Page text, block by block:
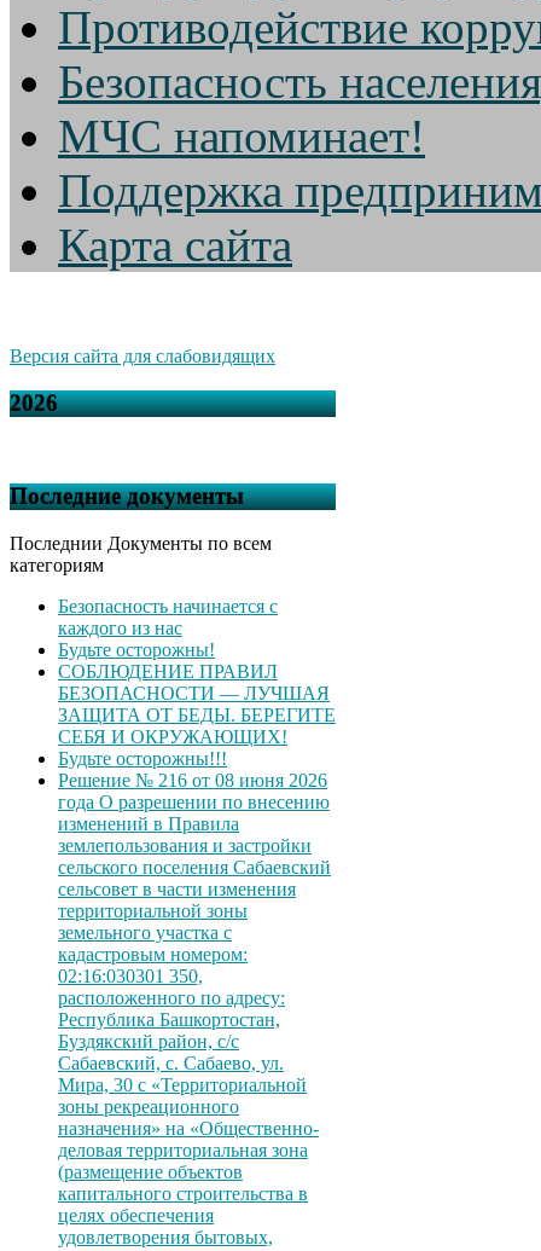
Противодействие
Безопасность
МЧС напоминает!
Поддержка
Карта сайта
Версия сайта для слабовидящих
2026
Последние документы
Последнии Документы по всем
категориям
Безопасность начинается с
каждого из нас
Будьте осторожны!
СОБЛЮДЕНИЕ ПРАВИЛ
БЕЗОПАСНОСТИ — ЛУЧШАЯ
ЗАЩИТА ОТ БЕДЫ. БЕРЕГИТЕ
СЕБЯ И ОКРУЖАЮЩИХ!
Будьте осторожны!!!
Решение № 216 от 08 июня 2026
года О разрешении по внесению
изменений в Правила
землепользования и застройки
сельского поселения Сабаевский
сельсовет в части изменения
территориальной зоны
земельного участка с
кадастровым номером:
02:16:030301 350,
расположенного по адресу:
Республика Башкортостан,
Буздякский район, с/с
Сабаевский, с. Сабаево, ул.
Мира, 30 с «Территориальной
зоны рекреационного
назначения» на «Общественно-
деловая территориальная зона
(размещение объектов
капитального строительства в
целях обеспечения
удовлетворения бытовых,